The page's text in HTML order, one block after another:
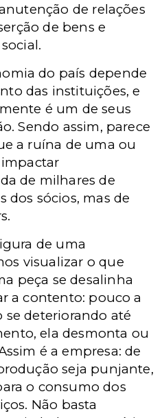
de relações
de bens e
do país depende
das instituições, e
é um de seus
Sendo assim, parece
a ruína de uma ou
de milhares de
dos sócios, mas de
de uma
visualizar o que
peça se desalinha
a contento: pouco a
se deteriorando até
ela desmonta ou
é a empresa: de
seja punjante,
o consumo dos
Não basta